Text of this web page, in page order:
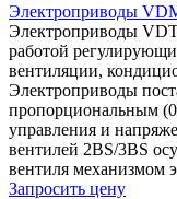
Электроприводы
Электроприводы
работой
вентиляции,
Электроприводы
пропорциональным
управления и
вентилей 2BS/3BS
вентиля механизмом
Запросить цену